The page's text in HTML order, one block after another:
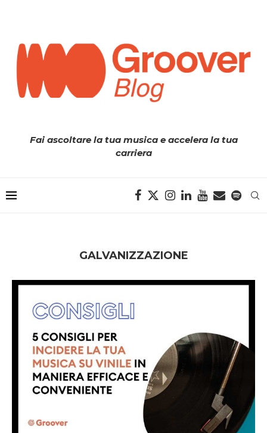
Fai ascoltare la tua musica e accelera la tua
carriera
GALVANIZZAZIONE